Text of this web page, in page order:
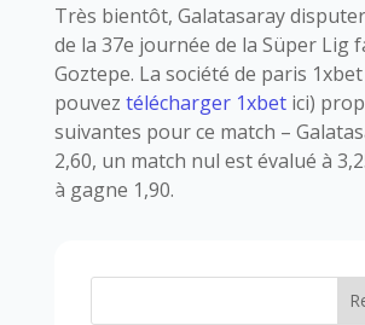
Très bientôt, Galatasaray
de la 37e journée de la Süper Lig
Goztepe. La société de paris
pouvez télécharger 1xbetici)
suivantes pour ce match –
2,60, un match nul est évalué à
à gagne 1,90.